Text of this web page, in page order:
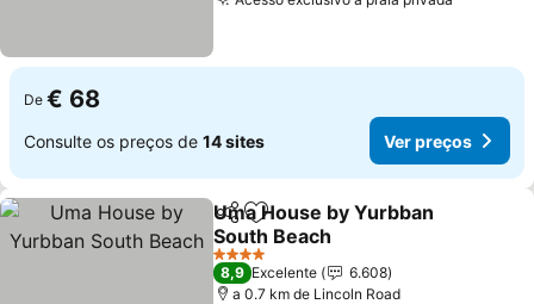
De € 68
Consulte os preços de 14 sites Ver preços
PartilharAdicionar aos favoritos
Uma House by Yurbban
South Beach
4 Estrelas
8,9 Excelente
6.608
a 0.7 km de Lincoln Road